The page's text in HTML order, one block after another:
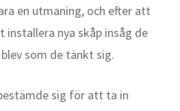
en utmaning, och efter att
installera nya skåp insåg de
som de tänkt sig.
sig för att ta in